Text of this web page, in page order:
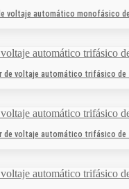
voltaje automático monofásico
de voltaje automático trifásico de
de voltaje automático trifásico de